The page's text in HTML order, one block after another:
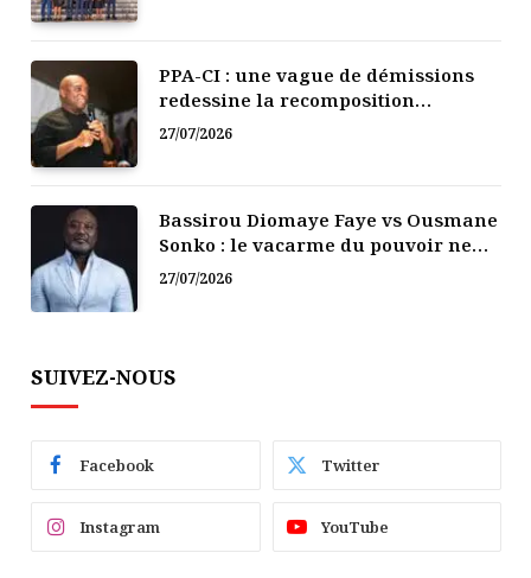
PPA-CI : une vague de démissions
redessine la recomposition
politique
27/07/2026
Bassirou Diomaye Faye vs Ousmane
Sonko : le vacarme du pouvoir ne
doit pas faire oublier les liens de la
Fraternité
27/07/2026
SUIVEZ-NOUS
Facebook Twitter
Instagram YouTube